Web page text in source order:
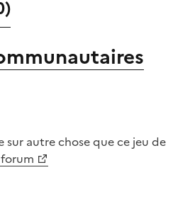
)
autre chose quece jeu de